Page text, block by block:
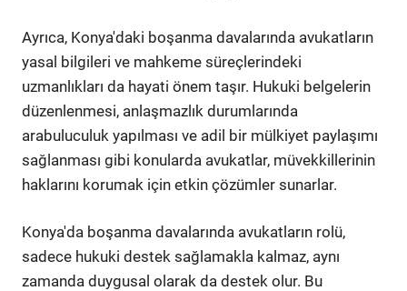
Ayrıca, Konya'daki boşanma davalarında avukatların
yasal bilgileri ve mahkeme süreçlerindeki
uzmanlıkları da hayati önem taşır. Hukuki belgelerin
düzenlenmesi, anlaşmazlık durumlarında
arabuluculuk yapılması ve adil bir mülkiyet paylaşımı
sağlanması gibi konularda avukatlar, müvekkillerinin
haklarını korumak için etkin çözümler sunarlar.
Konya'da boşanma davalarında avukatların rolü,
sadece hukuki destek sağlamakla kalmaz, aynı
zamanda duygusal olarak da destek olur. Bu